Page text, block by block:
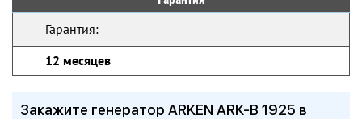
Гарантия:
12 месяцев
Закажите генератор ARKEN ARK-B 1925 в